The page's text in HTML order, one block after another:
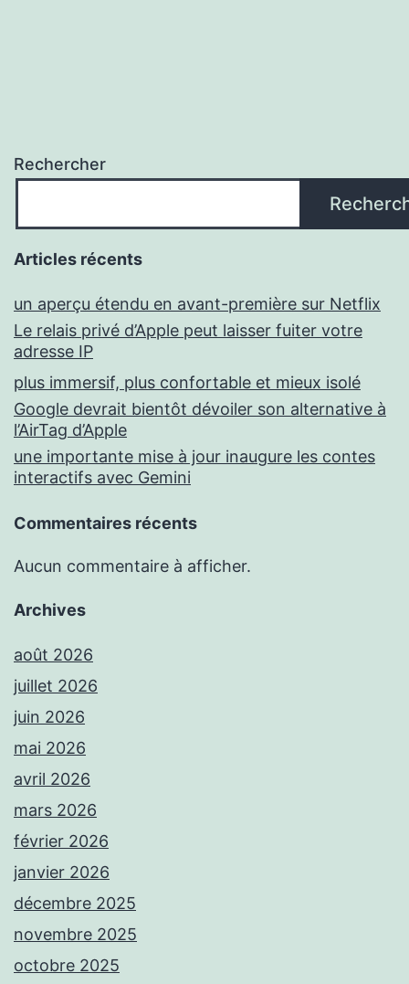
Rechercher
Articles récents
un aperçu étendu en avant-première sur Netflix
Le relais privé d’Apple peut laisser fuiter votre
adresse IP
plus immersif, plus confortable et mieux isolé
Google devrait bientôt dévoiler son alternative à
l’AirTag d’Apple
une importante mise à jour inaugure les contes
interactifs avec Gemini
Commentaires récents
Aucun commentaire à afficher.
Archives
août 2026
juillet 2026
juin 2026
mai 2026
avril 2026
mars 2026
février 2026
janvier 2026
décembre 2025
novembre 2025
octobre 2025